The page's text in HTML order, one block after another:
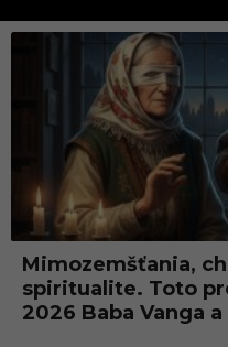
k
t
y
Mimozemšťania,
spiritualite. Toto
2026 Baba Vanga